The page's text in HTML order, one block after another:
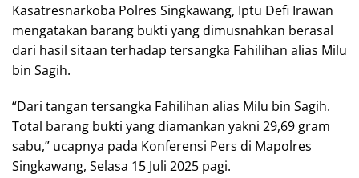
Kasatresnarkoba Polres Singkawang, Iptu Defi Irawan
mengatakan barang bukti yang dimusnahkan berasal
dari hasil sitaan terhadap tersangka Fahilihan alias Milu
bin Sagih.
“Dari tangan tersangka Fahilihan alias Milu bin Sagih.
Total barang bukti yang diamankan yakni 29,69 gram
sabu,” ucapnya pada Konferensi Pers di Mapolres
Singkawang, Selasa 15 Juli 2025 pagi.